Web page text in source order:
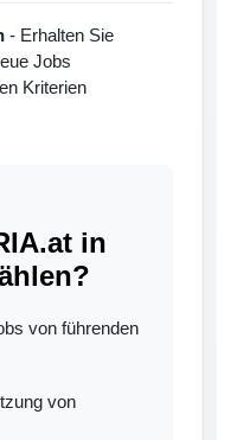
- Erhalten Sie
Jobs
Kriterien
in
von führenden
von